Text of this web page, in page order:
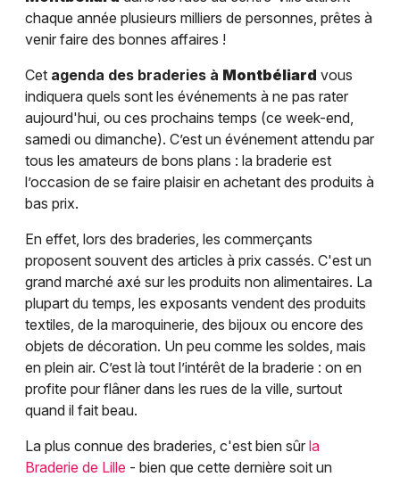
chaque année plusieurs milliers de personnes, prêtes à
venir faire des bonnes affaires !
Cet agenda des braderies à Montbéliard vous
indiquera quels sont les événements à ne pas rater
aujourd'hui, ou ces prochains temps (ce week-end,
samedi ou dimanche). C’est un événement attendu par
tous les amateurs de bons plans : la braderie est
l’occasion de se faire plaisir en achetant des produits à
bas prix.
En effet, lors des braderies, les commerçants
proposent souvent des articles à prix cassés. C'est un
grand marché axé sur les produits non alimentaires. La
plupart du temps, les exposants vendent des produits
textiles, de la maroquinerie, des bijoux ou encore des
objets de décoration. Un peu comme les soldes, mais
en plein air. C’est là tout l’intérêt de la braderie : on en
profite pour flâner dans les rues de la ville, surtout
quand il fait beau.
La plus connue des braderies, c'est bien sûr la
Braderie de Lille - bien que cette dernière soit un